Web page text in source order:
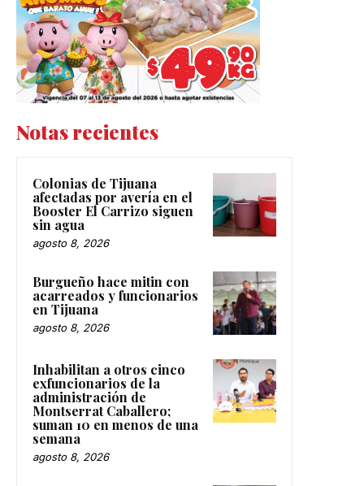
Notas recientes
Colonias de Tijuana
afectadas por avería en el
Booster El Carrizo siguen
sin agua
agosto 8, 2026
Burgueño hace mitin con
acarreados y funcionarios
en Tijuana
agosto 8, 2026
Inhabilitan a otros cinco
exfuncionarios de la
administración de
Montserrat Caballero;
suman 10 en menos de una
semana
agosto 8, 2026